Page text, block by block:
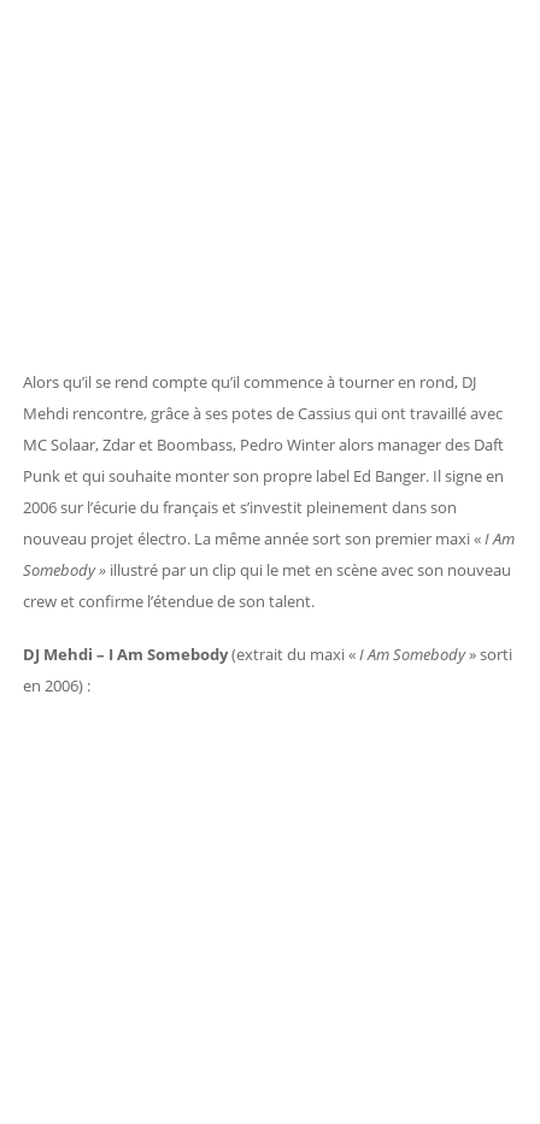
Alors qu’il se rend compte qu’il commence à tourner en rond, DJ
Mehdi rencontre, grâce à ses potes de Cassius qui ont travaillé avec
MC Solaar, Zdar et Boombass, Pedro Winter alors manager des Daft
Punk et qui souhaite monter son propre label Ed Banger. Il signe en
2006 sur l’écurie du français et s’investit pleinement dans son
nouveau projet électro. La même année sort son premier maxi «I Am
Somebody »illustré par un clip qui le met en scène avec son nouveau
crew et confirme l’étendue de son talent.
DJ Mehdi – I Am Somebody(extrait du maxi «I Am Somebody» sorti
en 2006) :